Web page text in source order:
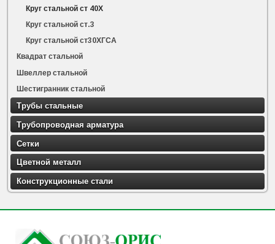
Круг стальной ст 40Х
Круг стальной ст.3
Круг стальной ст30ХГСА
Квадрат стальной
Швеллер стальной
Шестигранник стальной
Трубы стальные
Трубопроводная арматура
Сетки
Цветной металл
Конструкционные стали